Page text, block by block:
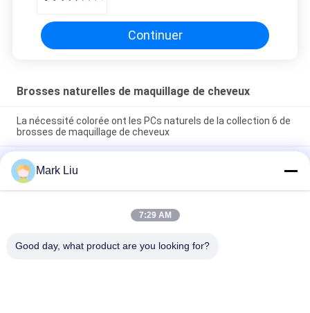
Continuer
Brosses naturelles de maquillage de cheveux
La nécessité colorée ont les PCs naturels de la collection 6 de
brosses de maquillage de cheveux
Le maquillage naturel de cheveux de chèvre balaye l'ensemble
de base de journal avec la poignée de luxe spéciale de bois
d'ébène
Écureuil mélangé de matériaux de cheveux et kit quotidien de
base de chèvre de cheveux de brosses blanches de
Mark Liu
7:29 AM
Good day, what product are you looking for?